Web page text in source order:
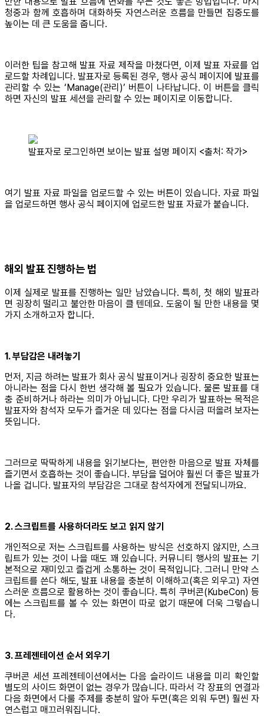
청중과 함께 호흡하며 대화하듯 자연스러운 흐름을 만들면 집중도를
높이는 데 큰 도움을 줍니다.
이러한 팁을 참고해 발표 자료 제작을 마쳤다면, 이제 발표 자료를 업
로드할 차례입니다. 발표자로 등록된 경우, 행사 공식 페이지에 발표를
관리할 수 있는 ‘Manage(관리)’ 버튼이 나타납니다. 이 버튼을 클릭
하면 자신의 발표 세션을 관리할 수 있는 페이지로 이동합니다.
발표자로 로그인하면 보이는 발표 설명 페이지 <출처: 작가>
여기 발표 자료 파일을 업로드할 수 있는 버튼이 있습니다. 자료 파일
을 업로드하면 행사 공식 페이지에 업로드한 발표 자료가 붙습니다.
해외 발표 진행하는 법
이제 실제로 발표를 진행하는 일만 남았습니다. 특히, 첫 해외 발표라
면 굉장히 떨리고 불안한 마음이 클 텐데요. 도움이 될 만한 내용을 몇
가지 소개하고자 합니다.
1. 부담감은 내려놓기
먼저, 지금 하려는 발표가 회사 공식 발표이거나 굉장히 중요한 발표는
아니라는 점을 다시 한번 생각해 볼 필요가 있습니다. 물론 발표를 대
충 준비하거나 하라는 의미가 아닙니다. 다만 우리가 발표하는 목적은
발표자와 참석자 모두가 즐거운 데 있다는 점을 다시금 떠올려 보자는
뜻입니다.
그러므로 딱딱하게 내용을 읽기보다는, 편안한 마음으로 발표 자체를
즐기면서 호흡하는 것이 좋습니다. 부담을 덜어야 훨씬 더 좋은 발표가
나올 겁니다. 발표자의 부담감은 그대로 참석자에게 전달되니까요.
2. 스크립트를 사용하더라도 보고 읽지 않기
개인적으로 저는 스크립트를 사용하는 방식은 선호하지 않지만, 스크
립트가 있는 것이 나을 때도 꽤 있습니다. 커뮤니티 행사의 발표는 기
본적으로 재미있고 즐겁게 소통하는 것이 목적입니다. 그러니 만약 스
크립트를 쓴다 해도, 발표 내용을 충분히 이해하고(혹은 외우고) 자연
스러운 흐름으로 활용하는 것이 좋습니다. 특히 쿠버콘(KubeCon) 등
에는 스크립트를 볼 수 있는 화면이 따로 없기 때문에 더욱 그렇습니
다.
3. 프레젠테이션 순서 외우기
쿠버콘 세션 프레젠테이션에서는 다음 슬라이드 내용을 미리 확인할
별도의 사이드 화면이 없는 경우가 많습니다. 따라서 각 장표의 연결과
다음 화면에서 다룰 주제를 충분히 알아 두면(혹은 외워 두면) 훨씬 자
연스럽고 매끄러워집니다.